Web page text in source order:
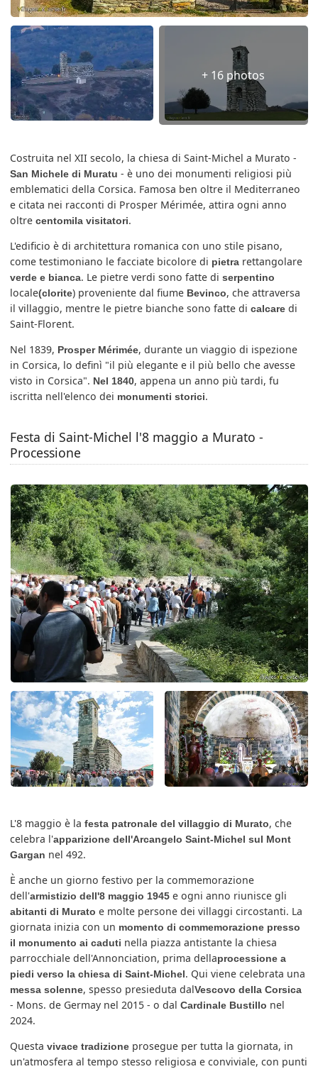
+ 16 photos
Costruita nel XII secolo, la chiesa di Saint-Michel a Murato -
San Michele di Muratu - è uno dei monumenti religiosi più
emblematici della Corsica. Famosa ben oltre il Mediterraneo
e citata nei racconti di Prosper Mérimée, attira ogni anno
oltrecentomila visitatori.
L'edificio è di architettura romanica con uno stile pisano,
come testimoniano le facciate bicolore di pietra rettangolare
verde e bianca. Le pietre verdi sono fatte diserpentino
locale(clorite) proveniente dal fiume Bevinco, che attraversa
il villaggio, mentre le pietre bianche sono fatte dicalcare di
Saint-Florent.
Nel 1839, Prosper Mérimée, durante un viaggio di ispezione
in Corsica, lo definì "il più elegante e il più bello che avesse
visto in Corsica". Nel 1840, appena un anno più tardi, fu
iscritta nell'elenco dei monumenti storici.
Festa di Saint-Michel l'8 maggio a Murato -
Processione
L'8 maggio è lafesta patronale del villaggio di Murato, che
celebra l'apparizione dell'Arcangelo Saint-Michel sul Mont
Gargan nel 492.
È anche un giorno festivo per la commemorazione
dell'armistizio dell'8 maggio 1945 e ogni anno riunisce gli
abitanti di Murato e molte persone dei villaggi circostanti. La
giornata inizia con un momento di commemorazione presso
il monumento ai caduti nella piazza antistante la chiesa
parrocchiale dell'Annonciation, prima dellaprocessione a
piedi verso la chiesa di Saint-Michel. Qui viene celebrata una
messa solenne, spesso presieduta dalVescovo della Corsica
- Mons. de Germay nel 2015 - o dalCardinale Bustillo nel
2024.
Questavivace tradizione prosegue per tutta la giornata, in
un'atmosfera al tempo stesso religiosa e conviviale, con punti